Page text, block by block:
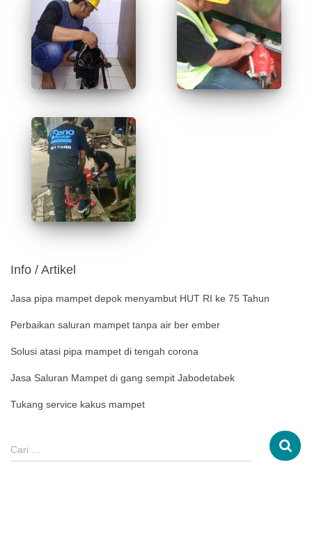
Info / Artikel
Jasa pipa mampet depok menyambut HUT RI ke 75 Tahun
Perbaikan saluran mampet tanpa air ber ember
Solusi atasi pipa mampet di tengah corona
Jasa Saluran Mampet di gang sempit Jabodetabek
Tukang service kakus mampet
Cari …